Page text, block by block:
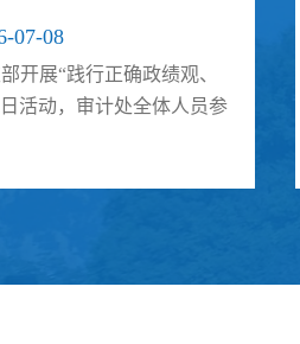
07-08
开展“践行正确政绩观、
活动，审计处全体人员参